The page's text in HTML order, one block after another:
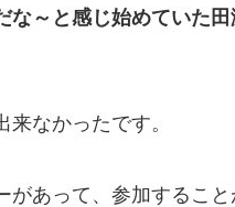
～と感じ始めていた
なかったです。
あって、参加すること